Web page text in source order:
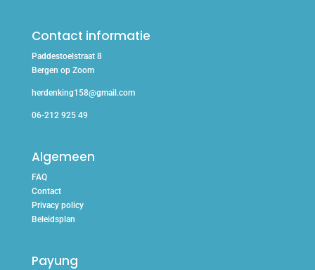
Contact informatie
Paddestoelstraat 8
Bergen op Zoom
herdenking158@gmail.com
06-212 925 49
Algemeen
FAQ
Contact
Privacy policy
Beleidsplan
Payung